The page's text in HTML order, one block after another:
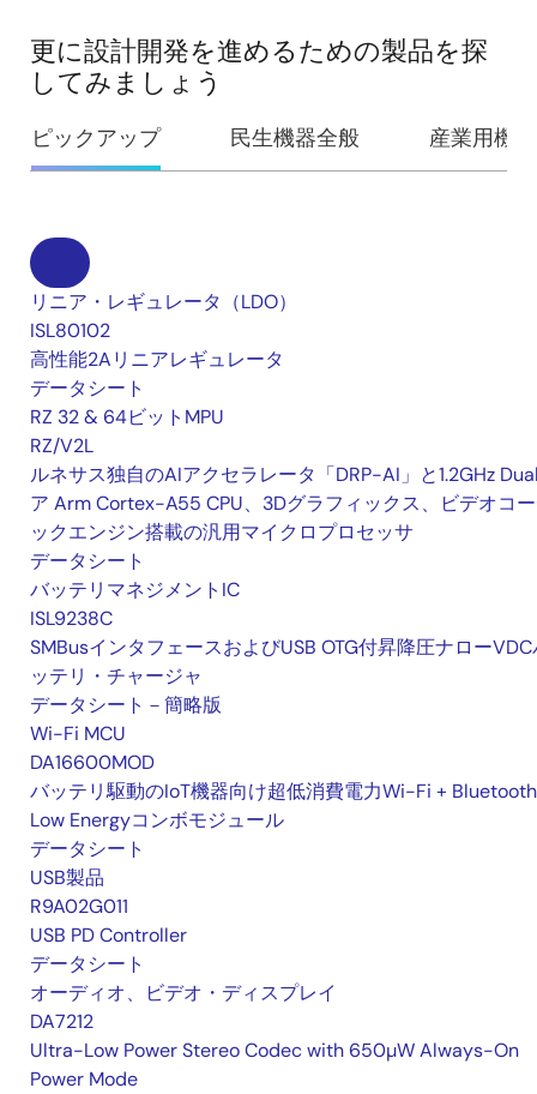
更に設計開発を進めるための製品を探
してみましょう
ピックアップ 民生機器全般 産業用機器
リニア・レギュレータ（LDO）
ISL80102
高性能2Aリニアレギュレータ
データシート
RZ 32 & 64ビットMPU
RZ/V2L
ルネサス独自のAIアクセラレータ「DRP-AI」と1.2GHz
ア Arm Cortex-A55 CPU、3Dグラフィックス、ビデオコ
ックエンジン搭載の汎用マイクロプロセッサ
データシート
バッテリマネジメントIC
ISL9238C
SMBusインタフェースおよびUSB OTG付昇降圧ナローVDC
ッテリ・チャージャ
データシート－簡略版
Wi-Fi MCU
DA16600MOD
バッテリ駆動のIoT機器向け超低消費電力Wi-Fi + Bluetooth
Low Energyコンボモジュール
データシート
USB製品
R9A02G011
USB PD Controller
データシート
オーディオ、ビデオ・ディスプレイ
DA7212
Ultra-Low Power Stereo Codec with 650µW Always-On
Power Mode